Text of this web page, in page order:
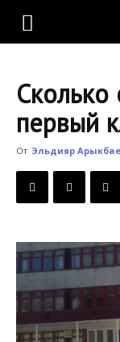
KLOOP.KG
Новости
Сколько
первый
От Эльдияр